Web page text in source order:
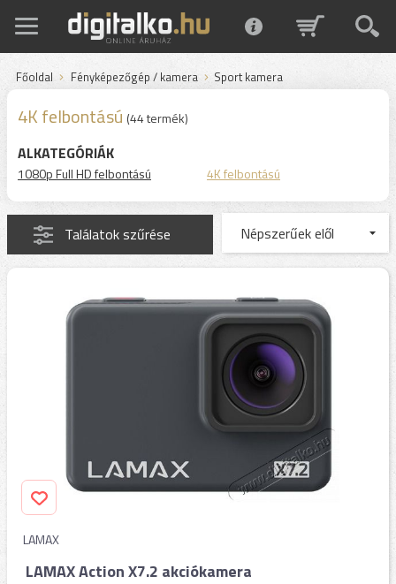
Főoldal Fényképezőgép / kamera Sport kamera
4K felbontású (44 termék)
ALKATEGÓRIÁK
1080p Full HD felbontású 4K felbontású
Találatok szűrése
LAMAX
LAMAX Action X7.2 akciókamera